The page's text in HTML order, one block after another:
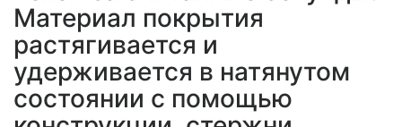
Материал покрытия
растягивается и
удерживается в натянутом
состоянии с помощью